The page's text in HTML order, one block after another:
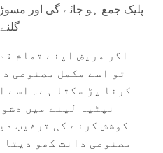
پلیک جمع ہو جائے گی اور
اگر مریض اپنے تمام
تو اسے مکمل مصنوعی
کرنا پڑ سکتا ہے۔ اسے
نپٹیہ لینے میں
کوشش کرنے کی ترغیب
مصنوعی دانت کھو